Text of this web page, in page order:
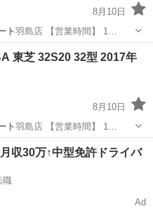
8月10日
ト 羽島店 【営業時間】 1…
イヤ、ホイール
東芝 32S20 32型 2017年
8月10日
ト 羽島店 【営業時間】 1…
ビ リモコン
収30万↑中型免許ドライバ
職
Ad